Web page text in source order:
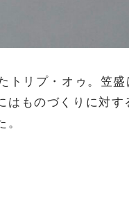
トリプ・オゥ。笠
ものづくりに対す